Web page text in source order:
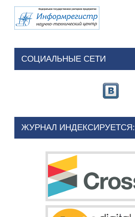
СОЦИАЛЬНЫЕ СЕТИ
ЖУРНАЛ ИНДЕКСИРУЕТСЯ: